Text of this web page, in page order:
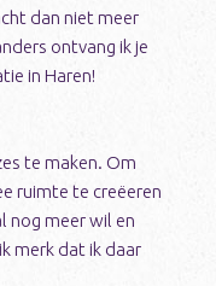
dan niet meer
ontvang ik je
in Haren!
te maken. Om
ruimte te creëeren
nog meer wil en
merk dat ik daar